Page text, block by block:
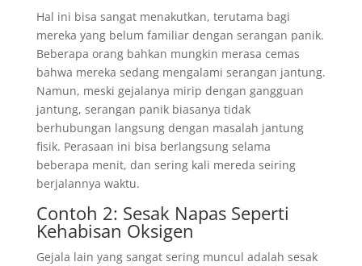
Hal ini bisa sangat menakutkan, terutama bagi
mereka yang belum familiar dengan serangan panik.
Beberapa orang bahkan mungkin merasa cemas
bahwa mereka sedang mengalami serangan jantung.
Namun, meski gejalanya mirip dengan gangguan
jantung, serangan panik biasanya tidak
berhubungan langsung dengan masalah jantung
fisik. Perasaan ini bisa berlangsung selama
beberapa menit, dan sering kali mereda seiring
berjalannya waktu.
Contoh 2: Sesak Napas Seperti
Kehabisan Oksigen
Gejala lain yang sangat sering muncul adalah sesak